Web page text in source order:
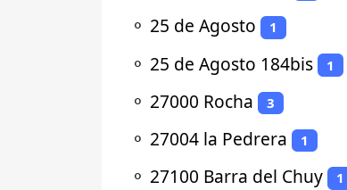
⚬ 25 de Agosto 1
⚬ 25 de Agosto 184bis 1
⚬ 27000 Rocha 3
⚬ 27004 la Pedrera 1
⚬ 27100 Barra del Chuy 1